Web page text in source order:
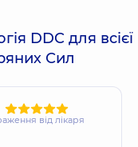
DDC для всієї
Сил
від лікаря